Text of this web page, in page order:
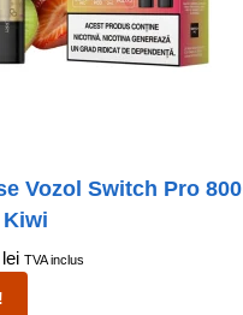
Vozol Switch Pro 800
lei TVA inclus